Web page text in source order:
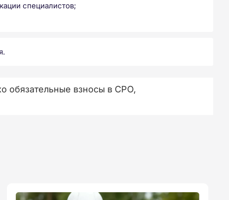
специалистов;
обязательные взносы в СРО,